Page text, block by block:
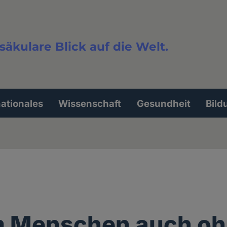
Blick auf die Welt.
Wissenschaft Gesundheit